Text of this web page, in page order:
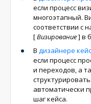
если процесс
многоэтапный.
соответствии с
[Визирование] в
В дизайнере
если процесс
и переходов, а
автоматически
шаг кейса.